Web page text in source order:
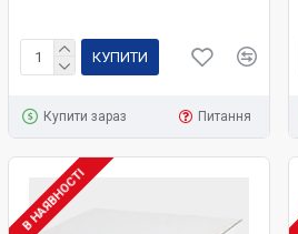
КУПИТИ
Купити зараз Питання
В НАЯВНОСТІ